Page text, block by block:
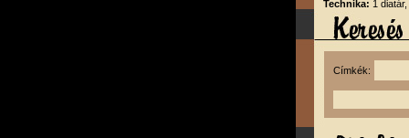
Technika: 1
Címkék: